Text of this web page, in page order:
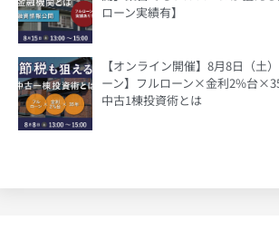
ローン実績有】
【オンライン開催】8月8日（
ーン】フルローン×金利2%台
中古1棟投資術とは